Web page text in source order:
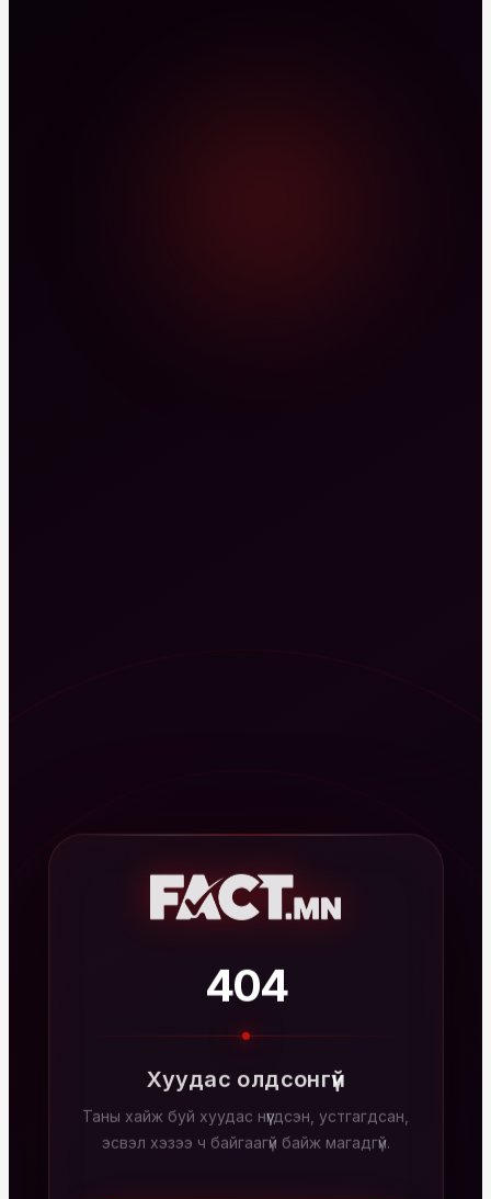
404
Хуудас олдсонгүй
Таны хайж буй хуудас нүүгдсэн, устгагдсан,
эсвэл хэзээ ч байгаагүй байж магадгүй.